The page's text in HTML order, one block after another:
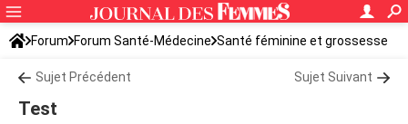
Forum Forum Santé-Médecine Santé féminine et grossesse
Tomber enceinte
Sujet Précédent Sujet Suivant
Test